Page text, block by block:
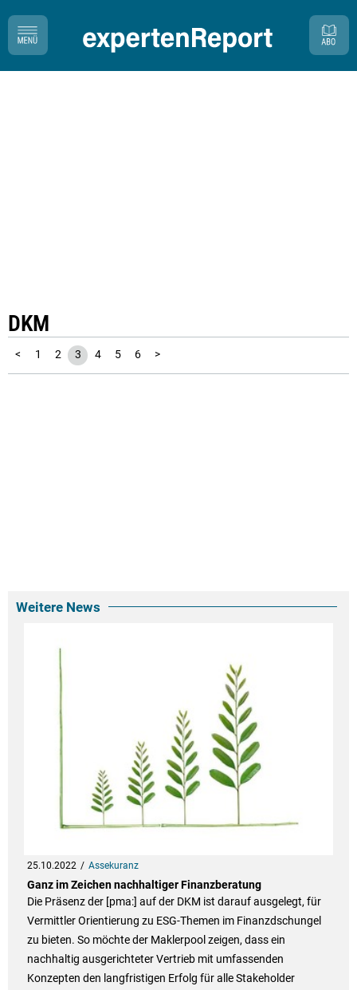
DKM
< 1 2 3 4 5 6 >
Weitere News
25.10.2022 Assekuranz
Ganz im Zeichen nachhaltiger Finanzberatung
Die Präsenz der [pma:] auf der DKM ist darauf ausgelegt, für
Vermittler Orientierung zu ESG-Themen im Finanzdschungel
zu bieten. So möchte der Maklerpool zeigen, dass ein
nachhaltig ausgerichteter Vertrieb mit umfassenden
Konzepten den langfristigen Erfolg für alle Stakeholder